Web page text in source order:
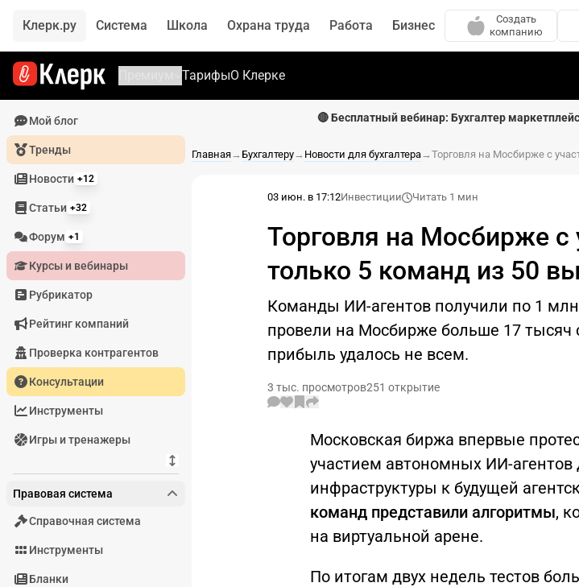
Клерк.ру Система Школа Охрана труда Работа Бизнес
Создать
компанию
ТарифыО Клерке
Мой блог
Тренды
Новости +12
Статьи +32
Форум +1
Курсы и вебинары
Рубрикатор
Рейтинг компаний
Проверка контрагентов
Консультации
Инструменты
Игры и тренажеры
Правовая система
Справочная система
Инструменты
Бланки
🔴 Бесплатный вебинар: Бухгалтер
Главная→ Бухгалтеру→ Новости для бухгалтера→
03 июн. в 17:12Инвестиции Читать 1 мин
Торговля на Мосбирже
только 5 команд из 50
Команды ИИ-агентов получили по 1
провели на Мосбирже больше 17 тысяч
прибыль удалось не всем.
3 тыс. просмотров251 открытие
Московская биржа впервые
участием автономных ИИ-агентов
инфраструктуры к будущей
команд представили алгоритмы,
на виртуальной арене.
По итогам двух недель тестов